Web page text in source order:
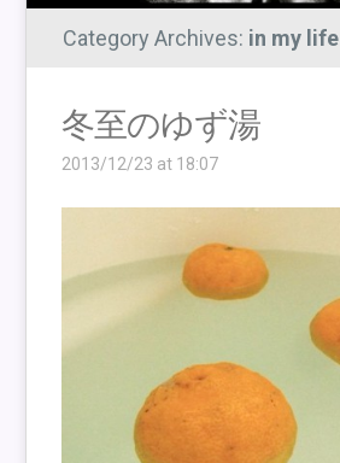
Category Archives: in my life
冬至のゆず湯
2013/12/23 at 18:07